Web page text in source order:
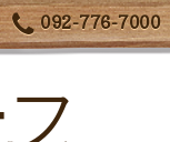
092-776-7000